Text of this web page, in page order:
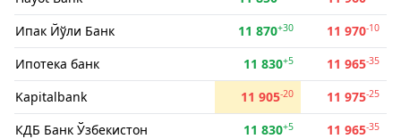
Ипак Йўли Банк 11 870+30 11 970-10
Ипотека банк 11 830+5 11 965-35
Kapitalbank 11 905-20 11 975-25
КДБ Банк Ўзбекистон 11 830+5 11 965-35